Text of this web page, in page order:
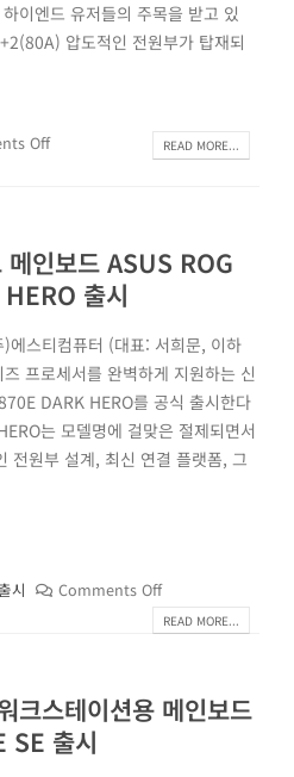
이엔드 유저들의 주목을 받고 있
압도적인 전원부가 탑재되
Off READ MORE...
인보드 ASUS ROG
출시
에스티컴퓨터 (대표: 서희문, 이하
프로세서를 완벽하게 지원하는 신
DARK HERO를 공식 출시한다
는 모델명에 걸맞은 절제되면서
전원부 설계, 최신 연결 플랫폼, 그
시 Comments Off
READ MORE...
크스테이션용 메인보드
출시